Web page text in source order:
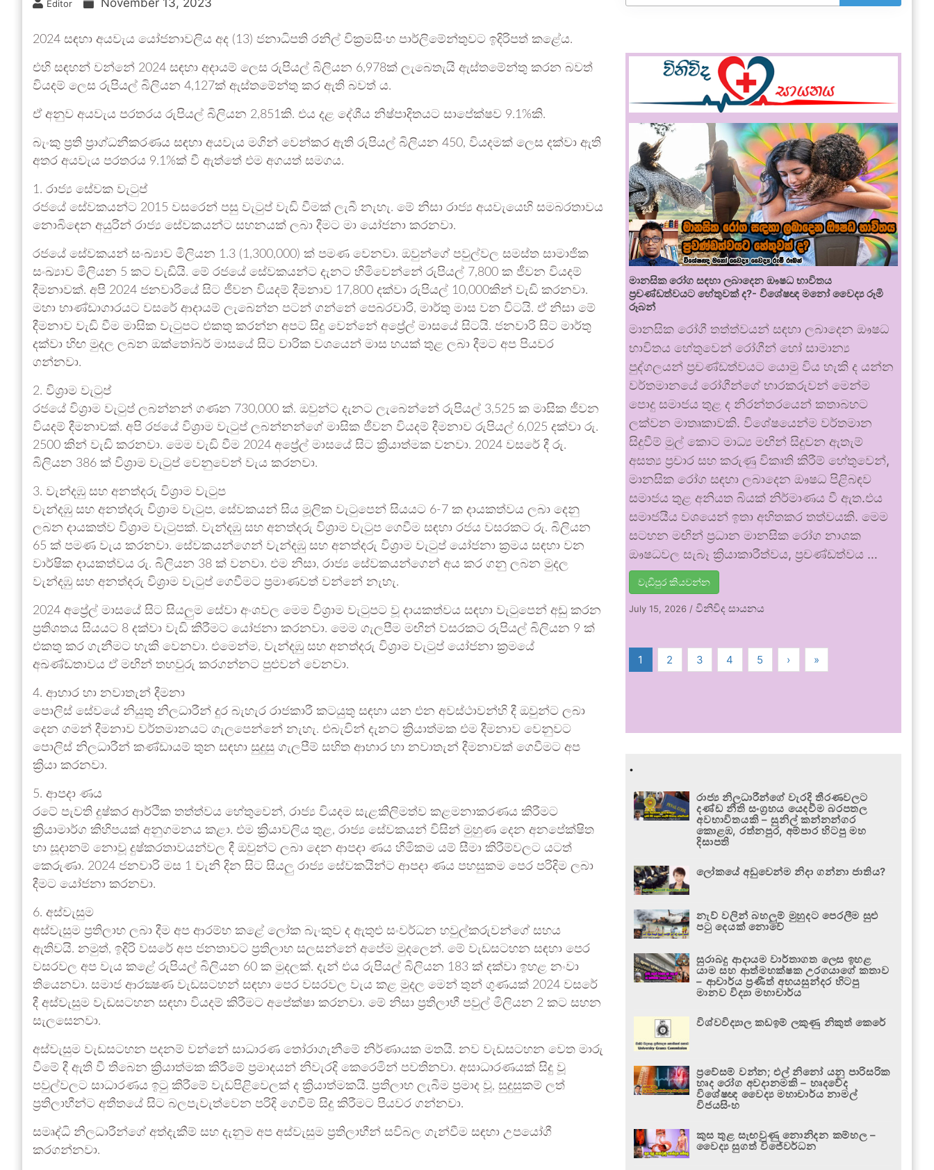
Editor November 13, 2023
2024 සඳහා අයවැය යෝජනාවලිය අද (13) ජනාධිපති රනිල් වික්‍රමසිංහ පාර්ලිමේන්තුවට ඉදිරිපත් කළේය.
එහි සඳහන් වන්නේ 2024 සඳහා අදායම් ලෙස රුපියල් බිලියන 6,978ක් ලැබෙතැයි ඇස්තමේන්තු කරන බවත්
වියදම් ලෙස රුපියල් බිලියන 4,127ක් ඇස්තමේන්තු කර ඇති බවත් ය.
ඒ අනුව අයවැය පරතරය රුපියල් බිලියන 2,851කි. එය දළ දේශීය නිෂ්පාදිතයට සාපේක්ෂව 9.1%කි.
බැංකු ප්‍රති ප්‍රාග්ධනීකරණය සඳහා අයවැය මගින් වෙන්කර ඇති රුපියල් බිලියන 450, වියදමක් ලෙස දක්වා ඇති
අතර අයවැය පරතරය 9.1%ක් වී ඇත්තේ එම අගයත් සමගය.
1. රාජ්‍ය සේවක වැටුප්
රජයේ සේවකයන්ට 2015 වසරෙන් පසු වැටුප් වැඩි වීමක් ලැබී නැහැ. මේ නිසා රාජ්‍ය අයවැයෙහි සමබරතාවය
නොබිඳෙන අයුරින් රාජ්‍ය සේවකයන්ට සහනයක් ලබා දීමට මා යෝජනා කරනවා.
රජයේ සේවකයන් සංඛ්‍යාව මිලියන 1.3 (1,300,000) ක් පමණ වෙනවා. ඔවුන්ගේ පවුල්වල සමස්ත සාමාජික
සංඛ්‍යාව මිලියන 5 කට වැඩියි. මේ රජයේ සේවකයන්ට දැනට හිමිවෙන්නේ රුපියල් 7,800 ක ජීවන වියදම්
දීමනාවක්. අපි 2024 ජනවාරියේ සිට ජීවන වියදම් දීමනාව 17,800 දක්වා රුපියල් 10,000කින් වැඩි කරනවා.
මහා භාණ්ඩාගාරයට වසරේ ආදායම් ලැබෙන්න පටන් ගන්නේ පෙබරවාරි, මාර්තු මාස වන විටයි. ඒ නිසා මේ
දීමනාව වැඩි වීම මාසික වැටුපට එකතු කරන්න අපට සිදු වෙන්නේ අප්‍රේල් මාසයේ සිටයි. ජනවාරි සිට මාර්තු
දක්වා හිඟ මුදල ලබන ඔක්තෝබර් මාසයේ සිට වාරික වශයෙන් මාස හයක් තුළ ලබා දීමට අප පියවර
ගන්නවා.
2. විශ්‍රාම වැටුප්
රජයේ විශ්‍රාම වැටුප් ලබන්නන් ගණන 730,000 ක්. ඔවුන්ට දැනට ලැබෙන්නේ රුපියල් 3,525 ක මාසික ජීවන
වියදම් දීමනාවක්. අපි රජයේ විශ්‍රාම වැටුප් ලබන්නන්ගේ මාසික ජීවන වියදම් දීමනාව රුපියල් 6,025 දක්වා රු.
2500 කින් වැඩි කරනවා. මෙම වැඩි වීම 2024 අප්‍රේල් මාසයේ සිට ක්‍රියාත්මක වනවා. 2024 වසරේ දී රු.
බිලියන 386 ක් විශ්‍රාම වැටුප් වෙනුවෙන් වැය කරනවා.
3. වැන්දඹු සහ අනත්දරු විශ්‍රාම වැටුප
වැන්දඹු සහ අනත්දරු විශ්‍රාම වැටුප, සේවකයන් සිය මූලික වැටුපෙන් සියයට 6‐7 ක දායකත්වය ලබා දෙනු
ලබන දායකත්ව විශ්‍රාම වැටුපක්. වැන්දඹු සහ අනත්දරු විශ්‍රාම වැටුප ගෙවීම සඳහා රජය වසරකට රු. බිලියන
65 ක් පමණ වැය කරනවා. සේවකයන්ගෙන් වැන්දඹු සහ අනත්දරු විශ්‍රාම වැටුප් යෝජනා ක්‍රමය සඳහා වන
වාර්ෂික දායකත්වය රු. බිලියන 38 ක් වනවා. එම නිසා, රාජ්‍ය සේවකයන්ගෙන් අය කර ගනු ලබන මුදල
වැන්දඹු සහ අනත්දරු විශ්‍රාම වැටුප් ගෙවීමට ප්‍රමාණවත් වන්නේ නැහැ.
2024 අප්‍රේල් මාසයේ සිට සියලුම සේවා අංශවල මෙම විශ්‍රාම වැටුපට වූ දායකත්වය සඳහා වැටුපෙන් අඩු කරන
ප්‍රතිශතය සියයට 8 දක්වා වැඩි කිරීමට යෝජනා කරනවා. මෙම ගැලපීම මඟින් වසරකට රුපියල් බිලියන 9 ක්
එකතු කර ගැනීමට හැකි වෙනවා. එමෙන්ම, වැන්දඹු සහ අනත්දරු විශ්‍රාම වැටුප් යෝජනා ක්‍රමයේ
අඛණ්ඩතාවය ඒ මඟින් තහවුරු කරගන්නට පුළුවන් වෙනවා.
4. ආහාර හා නවාතැන් දීමනා
පොලිස් සේවයේ නියුතු නිලධාරීන් දුර බැහැර රාජකාරී කටයුතු සඳහා යන එන අවස්ථාවන්හි දී ඔවුන්ට ලබා
දෙන ගමන් දීමනාව වර්තමානයට ගැලපෙන්නේ නැහැ. එබැවින් දැනට ක්‍රියාත්මක එම දීමනාව වෙනුවට
පොලිස් නිලධාරීන් කණ්ඩායම් තුන සඳහා සුදුසු ගැලපීම් සහිත ආහාර හා නවාතැන් දීමනාවක් ගෙවීමට අප
ක්‍රියා කරනවා.
5. ආපදා ණය
රටේ පැවති දුෂ්කර ආර්ථික තත්ත්වය හේතුවෙන්, රාජ්‍ය වියදම සැළකිලිමත්ව කළමනාකරණය කිරීමට
ක්‍රියාමාර්ග කිහිපයක් අනුගමනය කළා. එම ක්‍රියාවලිය තුළ, රාජ්‍ය සේවකයන් විසින් මුහුණ දෙන අනපේක්ෂිත
හා සූදානම් නොවූ දුෂ්කරතාවයන්වල දී ඔවුන්ට ලබා දෙන ආපදා ණය හිමිකම යම් සීමා කිරීම්වලට යටත්
කෙරුණා. 2024 ජනවාරි මස 1 වැනි දින සිට සියලු රාජ්‍ය සේවකයින්ට ආපදා ණය පහසුකම පෙර පරිදිම ලබා
දීමට යෝජනා කරනවා.
6. අස්වැසුම
අස්වැසුම ප්‍රතිලාභ ලබා දීම අප ආරම්භ කළේ ලෝක බැංකුව ද ඇතුළු සංවර්ධන හවුල්කරුවන්ගේ සහය
ඇතිවයි. නමුත්, ඉදිරි වසරේ අප ජනතාවට ප්‍රතිලාභ සලසන්නේ අපේම මුදලෙන්. මේ වැඩසටහන සඳහා පෙර
වසරවල අප වැය කළේ රුපියල් බිලියන 60 ක මුදලක්. දැන් එය රුපියල් බිලියන 183 ක් දක්වා ඉහළ නංවා
තියෙනවා. සමාජ ආරක්‍ෂණ වැඩසටහන් සඳහා පෙර වසරවල වැය කළ මුදල මෙන් තුන් ගුණයක් 2024 වසරේ
දී අස්වැසුම වැඩසටහන සඳහා වියදම් කිරීමට අපේක්ෂා කරනවා. මේ නිසා ප්‍රතිලාභී පවුල් මිලියන 2 කට සහන
සැලසෙනවා.
අස්වැසුම වැඩසටහන පදනම් වන්නේ සාධාරණ තෝරාගැනීමේ නිර්ණායක මතයි. නව වැඩසටහන වෙත මාරු
වීමේ දී ඇති වී තිබෙන ක්‍රියාත්මක කිරීමේ ප්‍රමාදයන් නිවැරදි කෙරෙමින් පවතිනවා. අසාධාරණයක් සිදු වූ
පවුල්වලට සාධාරණය ඉටු කිරීමේ වැඩපිළිවෙලක් ද ක්‍රියාත්මකයි. ප්‍රතිලාභ ලැබීම ප්‍රමාද වූ, සුදුසුකම් ලත්
ප්‍රතිලාභීන්ට අතීතයේ සිට බලපැවැත්වෙන පරිදි ගෙවීම් සිදු කිරීමට පියවර ගන්නවා.
සමෘද්ධි නිලධාරීන්ගේ අත්දැකීම් සහ දැනුම අප අස්වැසුම ප්‍රතිලාභීන් සවිබල ගැන්වීම සඳහා උපයෝගී
කරගන්නවා.
මානසික රෝග සඳහා ලබාදෙන ඖෂධ භාවිතය
ප්‍රචණ්ඩත්වයට හේතුවක් ද?- විශේෂඥ මනෝ වෛද්‍ය රූමි
රූබන්
මානසික රෝගී තත්ත්වයන් සඳහා ලබාදෙන ඖෂධ
භාවිතය හේතුවෙන් රෝගීන් හෝ සාමාන්‍ය
පුද්ගලයන් ප්‍රචණ්ඩත්වයට යොමු විය හැකි ද යන්න
වර්තමානයේ රෝගීන්ගේ භාරකරුවන් මෙන්ම
පොදු සමාජය තුළ ද නිරන්තරයෙන් කතාබහට
ලක්වන මාතෘකාවකි. විශේෂයෙන්ම වර්තමාන
සිදුවීම් මුල් කොට මාධ්‍ය මඟින් සිදුවන ඇතැම්
අසත්‍ය ප්‍රචාර සහ කරුණු විකෘති කිරීම් හේතුවෙන්,
මානසික රෝග සඳහා ලබාදෙන ඖෂධ පිළිබඳව
සමාජය තුළ අනියත බියක් නිර්මාණය වී ඇත.එය
සමාජයීය වශයෙන් ඉතා අහිතකර තත්වයකි. මෙම
සටහන මඟින් ප්‍රධාන මානසික රෝග නාශක
ඖෂධවල සැබෑ ක්‍රියාකාරීත්වය, ප්‍රචණ්ඩත්වය …
වැඩිපුර කියවන්න
July 15, 2026 /විනිවිද සායනය
1 2 3 4 5 › »
.
රාජ්‍ය නිලධාරීන්ගේ වැරදි තීරණවලට
දණ්ඩ නීති සංග්‍රහය යෙදවීම බරපතල
අවභාවිතයකි – සුනිල් කන්නන්ගර
කොළඹ, රත්නපුර, අම්පාර හිටපු මහ
දිසාපති
ලෝකයේ අඩුවෙන්ම නිදා ගන්නා ජාතිය?
නැව් වලින් බහලුම් මුහුදට පෙරලීම සුළු
පටු දෙයක් නොවේ
සුරාබදු ආදායම වාර්තාගත ලෙස ඉහළ
යාම සහ ආත්මභක්ෂක උරගයාගේ කතාව
– ආචාර්ය ප්‍රණීත් අභයසුන්දර හිටපු
මානව විද්‍යා මහාචාර්ය
විශ්වවිද්‍යාල කඩඉම් ලකුණු නිකුත් කෙරේ
ප්‍රවේසම් වන්න; එල් නිනෝ යනු පාරිසරික
හෘද රෝග අවදානමකි – හෘදවේද
විශේෂඥ වෛද්‍ය මහාචාර්ය නාමල්
විජයසිංහ
කුස තුළ සැඟවුණු නොනිදන කම්හල –
වෛද්‍ය සුගත් විජේවර්ධන